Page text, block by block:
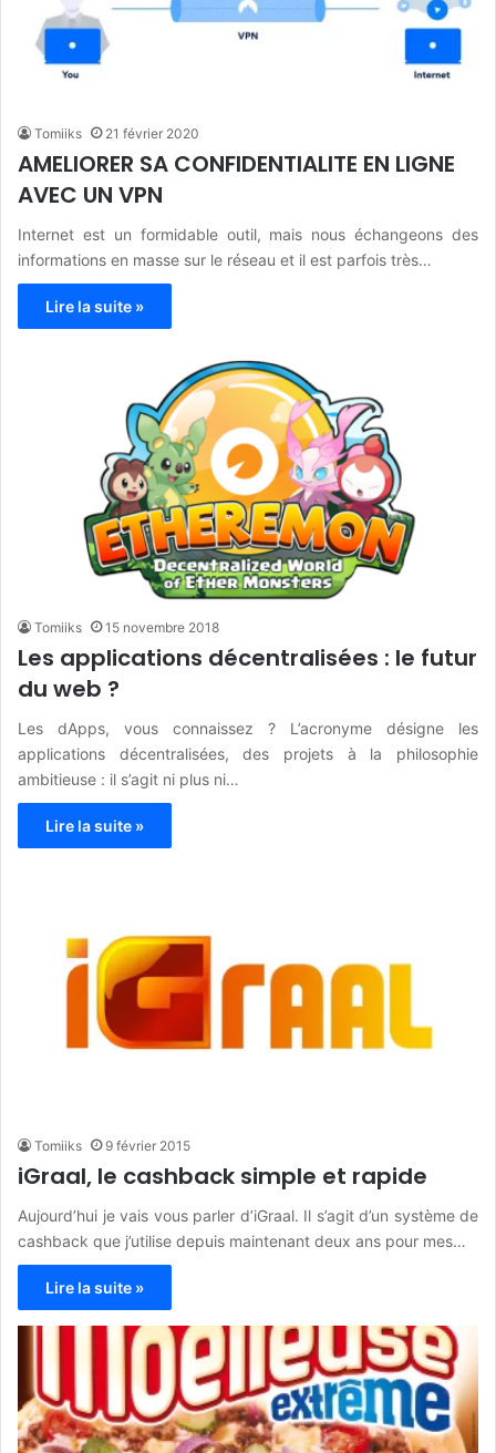
Tomiiks 21 février 2020
AMELIORER SA CONFIDENTIALITE EN LIGNE
AVEC UN VPN
Internet est un formidable outil, mais nous échangeons des
informations en masse sur le réseau et il est parfois très…
Lire la suite »
Tomiiks 15 novembre 2018
Les applications décentralisées : le futur
du web ?
Les dApps, vous connaissez ? L’acronyme désigne les
applications décentralisées, des projets à la philosophie
ambitieuse : il s’agit ni plus ni…
Lire la suite »
Tomiiks 9 février 2015
iGraal, le cashback simple et rapide
Aujourd’hui je vais vous parler d’iGraal. Il s’agit d’un système de
cashback que j’utilise depuis maintenant deux ans pour mes…
Lire la suite »